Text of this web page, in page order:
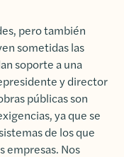
pero también
sometidas las
soporte a una
y director
públicas son
ya que se
de los que
empresas. Nos